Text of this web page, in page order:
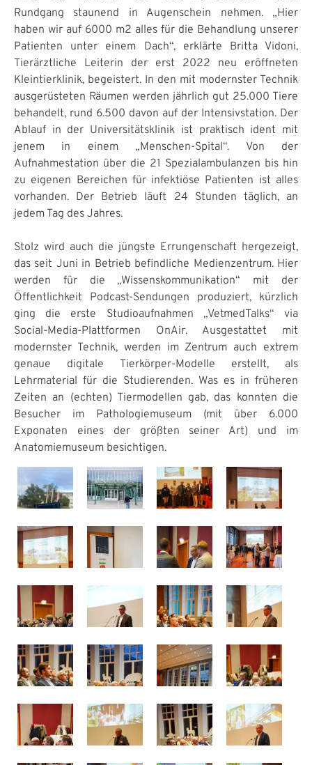
Rundgang staunend in Augenschein nehmen. „Hier
haben wir auf 6000 m2 alles für die Behandlung unserer
Patienten unter einem Dach“, erklärte Britta Vidoni,
Tierärztliche Leiterin der erst 2022 neu eröffneten
Kleintierklinik, begeistert. In den mit modernster Technik
ausgerüsteten Räumen werden jährlich gut 25.000 Tiere
behandelt, rund 6.500 davon auf der Intensivstation. Der
Ablauf in der Universitätsklinik ist praktisch ident mit
jenem in einem „Menschen-Spital“. Von der
Aufnahmestation über die 21 Spezialambulanzen bis hin
zu eigenen Bereichen für infektiöse Patienten ist alles
vorhanden. Der Betrieb läuft 24 Stunden täglich, an
jedem Tag des Jahres.
Stolz wird auch die jüngste Errungenschaft hergezeigt,
das seit Juni in Betrieb befindliche Medienzentrum. Hier
werden für die „Wissenskommunikation“ mit der
Öffentlichkeit Podcast-Sendungen produziert, kürzlich
ging die erste Studioaufnahmen „VetmedTalks“ via
Social-Media-Plattformen OnAir. Ausgestattet mit
modernster Technik, werden im Zentrum auch extrem
genaue digitale Tierkörper-Modelle erstellt, als
Lehrmaterial für die Studierenden. Was es in früheren
Zeiten an (echten) Tiermodellen gab, das konnten die
Besucher im Pathologiemuseum (mit über 6.000
Exponaten eines der größten seiner Art) und im
Anatomiemuseum besichtigen.